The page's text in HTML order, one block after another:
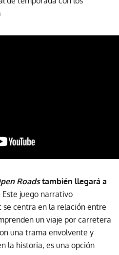
Roadstambién llegará a
Este juego narrativo
centra en la relación entre
un viaje por carretera
una trama envolvente y
la historia, es una opción